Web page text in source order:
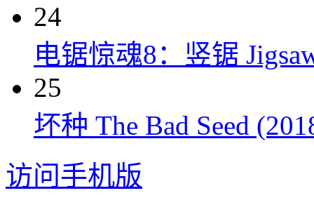
24
电锯惊魂8：竖锯
25
坏种 The Bad Seed
访问手机版